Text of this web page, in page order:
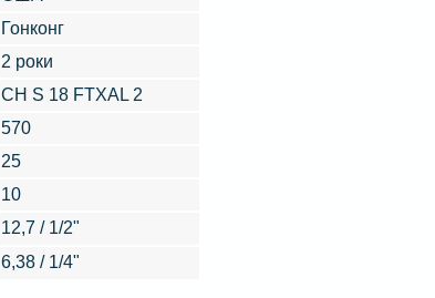
Гонконг
2 роки
CH S 18 FTXAL 2
570
25
10
12,7 / 1/2"
6,38 / 1/4"